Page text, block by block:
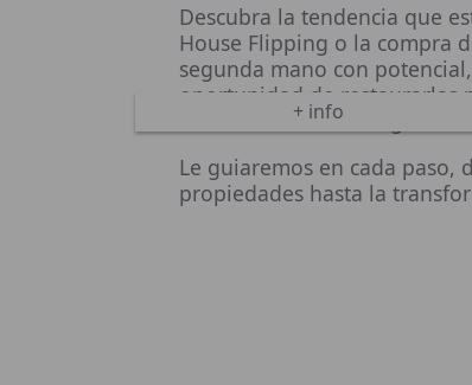
Descubra la tendencia que
House Flipping o la compra
segunda mano con
oportunidad de restaurarlas
en un mercado en auge.
Le guiaremos en cada paso,
propiedades hasta la
+ info